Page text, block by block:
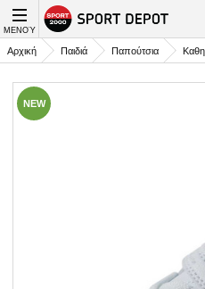
ΜΕΝΟΎ
Αρχική Παιδιά Παπούτσια
NEW